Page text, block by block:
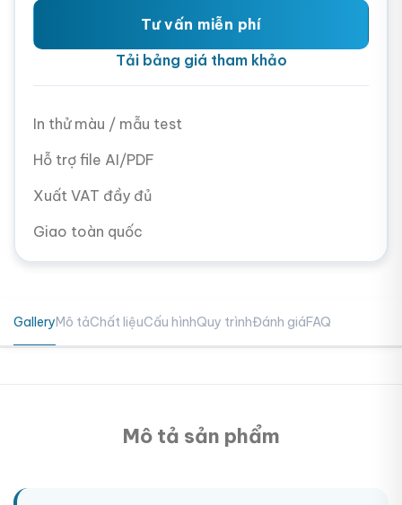
Tư vấn miễn phí
Tải bảng giá tham khảo
In thử màu / mẫu test
Hỗ trợ file AI/PDF
Xuất VAT đầy đủ
Giao toàn quốc
GalleryMô tảChất liệuCấu hìnhQuy trìnhĐánh giáFAQ
Mô tả sản phẩm